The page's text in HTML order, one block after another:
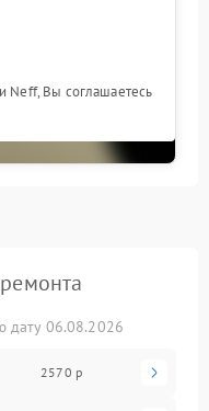
Neff, Вы соглашаетесь
дату 06.08.2026
2570 р